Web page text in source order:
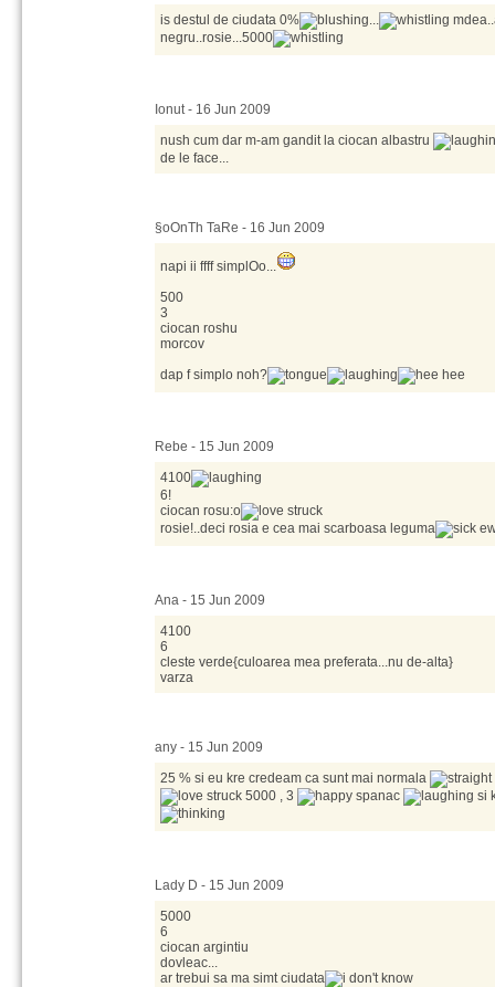
is destul de ciudata 0%
...
negru..rosie...5000
Ionut - 16 Jun 2009
nush cum dar m-am gandit la ciocan albastru
de le face...
§oOnTh TaRe - 16 Jun 2009
napi ii ffff simplOo...
500
3
ciocan roshu
morcov
dap f simplo noh?
Rebe - 15 Jun 2009
4100
6!
ciocan rosu:o
rosie!..deci rosia e cea mai scarboasa leguma
Ana - 15 Jun 2009
4100
6
cleste verde{culoarea mea preferata...nu de-alta}
varza
any - 15 Jun 2009
25 % si eu kre credeam ca sunt mai normala
5000 , 3
spanac si
Lady D - 15 Jun 2009
5000
6
ciocan argintiu
dovleac...
ar trebui sa ma simt ciudata